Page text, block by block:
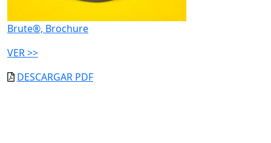
Brute®, Brochure
VER >>
DESCARGAR PDF